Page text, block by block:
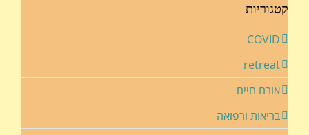
קטגוריות
COVID
retreat
אורח חיים
בריאות ורפואה